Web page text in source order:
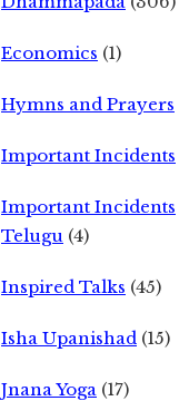
Economics (1)
Hymns and Prayers
Important Incidents
Important Incidents
Telugu (4)
Inspired Talks (45)
Isha Upanishad (15)
Jnana Yoga (17)